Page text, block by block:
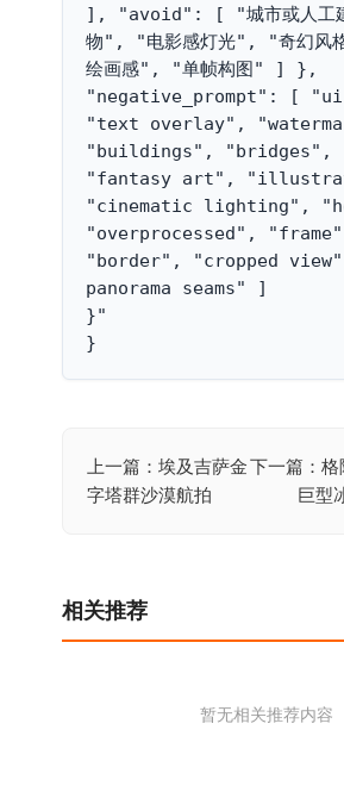
], "avoid": [ "城市或人工
物", "电影感灯光", "奇幻风
绘画感", "单帧构图" ] },
"negative_prompt": [
"text overlay",
"buildings", "bridges",
"fantasy art",
"cinematic lighting",
"overprocessed",
"border", "cropped
panorama seams" ]
}"
}
文
章
上一篇：埃及吉萨金
字塔群沙漠航拍
下一篇：
巨型
相关推荐
暂无相关推荐内容